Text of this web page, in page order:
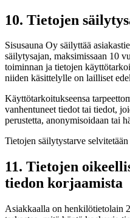
10. Tietojen
Sisusauna Oy säilyttää
säilytysajan, maksimissaan 10
toiminnan ja tietojen
niiden käsittelylle on lailliset
Käyttötarkoitukseensa
vanhentuneet tiedot tai tiedot,
perustetta, anonymisoidaan tai
Tietojen säilytystarve
11. Tietojen
tiedon korjaamista
Asiakkaalla on henkilötietolain